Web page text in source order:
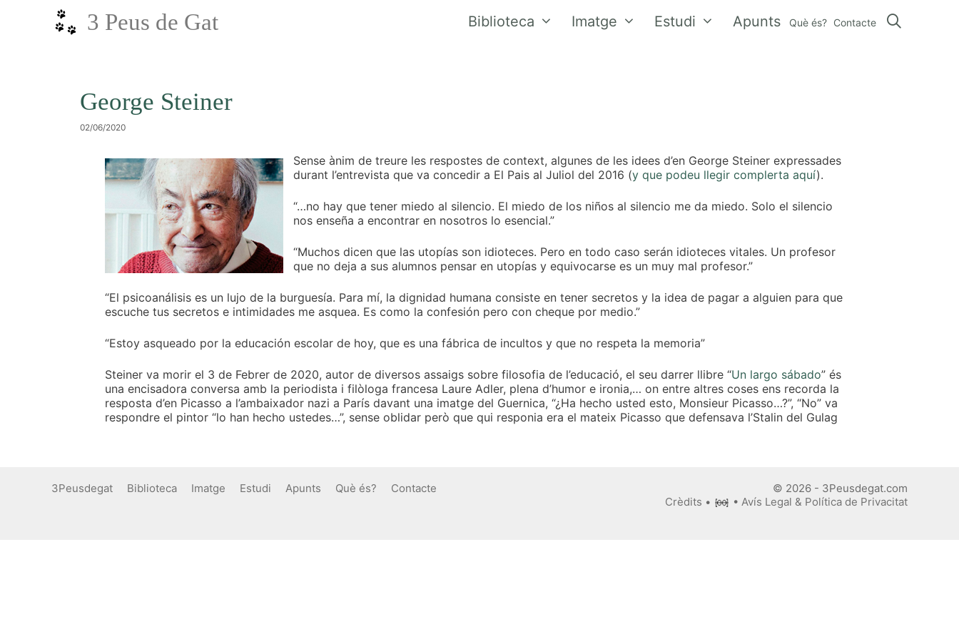
3 Peus de Gat Biblioteca Imatge Estudi Apunts Què és? Contacte
George Steiner
02/06/2020
Sense ànim de treure les respostes de context, algunes de les idees d’en George Steiner expressades
durant l’entrevista que va concedir a El Pais al Juliol del 2016 (y que podeu llegir complerta aquí).
“…no hay que tener miedo al silencio. El miedo de los niños al silencio me da miedo. Solo el silencio
nos enseña a encontrar en nosotros lo esencial.”
“Muchos dicen que las utopías son idioteces. Pero en todo caso serán idioteces vitales. Un profesor
que no deja a sus alumnos pensar en utopías y equivocarse es un muy mal profesor.”
“El psicoanálisis es un lujo de la burguesía. Para mí, la dignidad humana consiste en tener secretos y la idea de pagar a alguien para que
escuche tus secretos e intimidades me asquea. Es como la confesión pero con cheque por medio.”
“Estoy asqueado por la educación escolar de hoy, que es una fábrica de incultos y que no respeta la memoria”
Steiner va morir el 3 de Febrer de 2020, autor de diversos assaigs sobre filosofia de l’educació, el seu darrer llibre “Un largo sábado” és
una encisadora conversa amb la periodista i filòloga francesa Laure Adler, plena d’humor e ironia,… on entre altres coses ens recorda la
resposta d’en Picasso a l’ambaixador nazi a París davant una imatge del Guernica, “¿Ha hecho usted esto, Monsieur Picasso…?”, “No” va
respondre el pintor “lo han hecho ustedes…”, sense oblidar però que qui responia era el mateix Picasso que defensava l’Stalin del Gulag
3Peusdegat Biblioteca Imatge Estudi Apunts Què és? Contacte
© 2026 - 3Peusdegat.com
Crèdits • • Avís Legal & Política de Privacitat